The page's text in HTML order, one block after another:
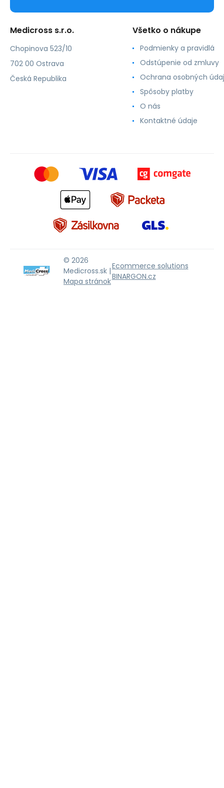
Medicross s.r.o.
Chopinova 523/10
702 00 Ostrava
Česká Republika
Všetko o nákupe
Podmienky a pravidlá
Odstúpenie od zmluvy
Ochrana osobných
Spôsoby platby
O nás
Kontaktné údaje
© 2026
Medicross.sk |
Mapa stránok
Ecommerce solutions
BINARGON.cz